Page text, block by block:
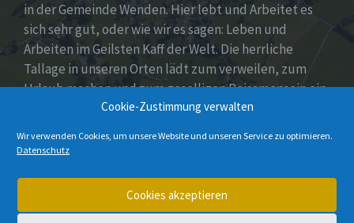
Cookie-Zustimmung verwalten
Wir verwenden Cookies, um unsere Website und unseren Service zu optimieren.
Datenschutz
Cookies akzeptieren
in der Gemeinde Wenden. Hier lebt und Arbeitet es
sich sehr gut, oder wie wir es sagen: Leben und
Arbeiten im Geilsten Kaff der Welt. Die herrliche
Tallage in unseren Orten lädt zum verweilen, zum
Urlaub machen und zum geselligen Beisamensein ein.
Dies wird auch durch unser aktives Vereinsleben
unter Beweis gestellt.
Instagram